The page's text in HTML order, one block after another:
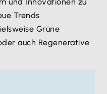
Trends
Grüne
auch Regenerative